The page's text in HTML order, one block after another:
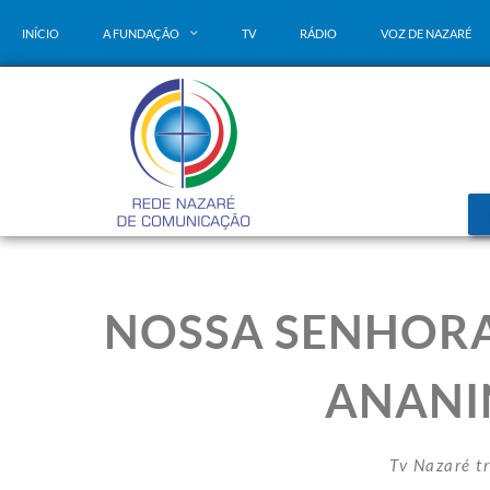
INÍCIO A FUNDAÇÃO TV RÁDIO VOZ DE NAZARÉ
NOSSA
Tv Nazaré